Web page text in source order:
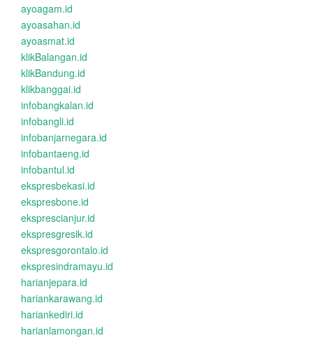
ayoagam.id
ayoasahan.id
ayoasmat.id
klikBalangan.id
klikBandung.id
klikbanggai.id
infobangkalan.id
infobangli.id
infobanjarnegara.id
infobantaeng.id
infobantul.id
ekspresbekasi.id
ekspresbone.id
eksprescianjur.id
ekspresgresik.id
ekspresgorontalo.id
ekspresindramayu.id
harianjepara.id
hariankarawang.id
hariankediri.id
harianlamongan.id